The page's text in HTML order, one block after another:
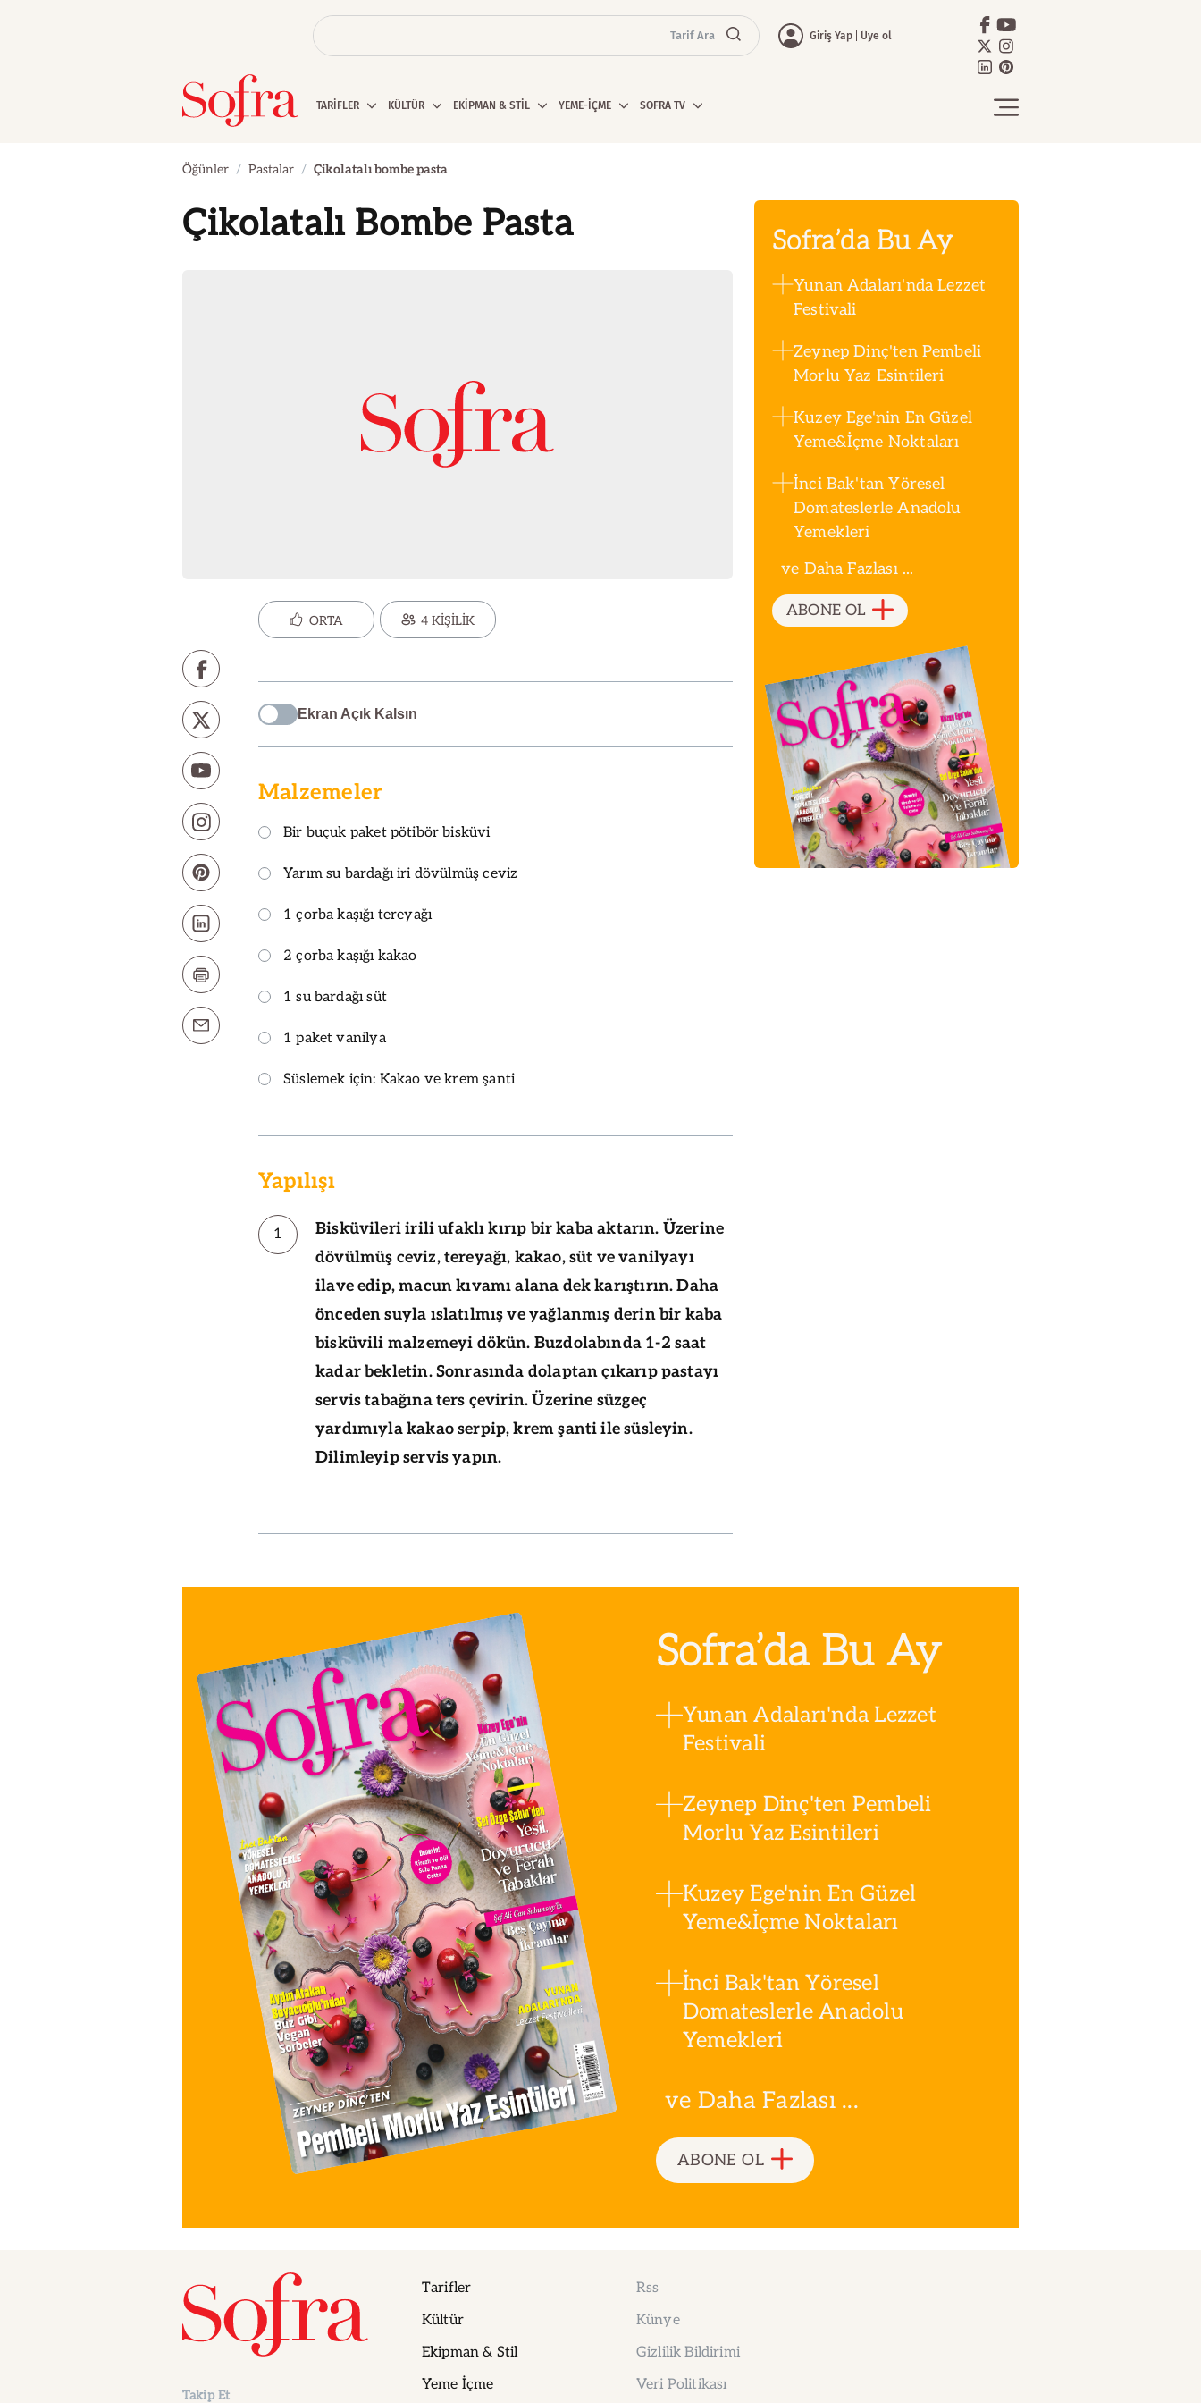
Tarif Ara Giriş Yap Üye ol
TARİFLER KÜLTÜR EKİPMAN & STİL YEME-İÇME SOFRA TV
Öğünler Pastalar Çikolatalı bombe pasta
Çikolatalı Bombe Pasta
ORTA 4 KİŞİLİK
Ekran Açık Kalsın
Malzemeler
Bir buçuk paket pötibör bisküvi
Yarım su bardağı iri dövülmüş ceviz
1 çorba kaşığı tereyağı
2 çorba kaşığı kakao
1 su bardağı süt
1 paket vanilya
Süslemek için: Kakao ve krem şanti
Yapılışı
1
Bisküvileri irili ufaklı kırıp bir kaba aktarın. Üzerine
dövülmüş ceviz, tereyağı, kakao, süt ve vanilyayı
ilave edip, macun kıvamı alana dek karıştırın. Daha
önceden suyla ıslatılmış ve yağlanmış derin bir kaba
bisküvili malzemeyi dökün. Buzdolabında 1-2 saat
kadar bekletin. Sonrasında dolaptan çıkarıp pastayı
servis tabağına ters çevirin. Üzerine süzgeç
yardımıyla kakao serpip, krem şanti ile süsleyin.
Dilimleyip servis yapın.
Sofra’da Bu Ay
Yunan Adaları'nda Lezzet
Festivali
Zeynep Dinç'ten Pembeli
Morlu Yaz Esintileri
Kuzey Ege'nin En Güzel
Yeme&İçme Noktaları
İnci Bak'tan Yöresel
Domateslerle Anadolu
Yemekleri
ve Daha Fazlası ...
ABONE OL
Sofra’da Bu Ay
Yunan Adaları'nda Lezzet
Festivali
Zeynep Dinç'ten Pembeli
Morlu Yaz Esintileri
Kuzey Ege'nin En Güzel
Yeme&İçme Noktaları
İnci Bak'tan Yöresel
Domateslerle Anadolu
Yemekleri
ve Daha Fazlası ...
ABONE OL
Takip Et
Tarifler
Kültür
Ekipman & Stil
Yeme İçme
Rss
Künye
Gizlilik Bildirimi
Veri Politikası